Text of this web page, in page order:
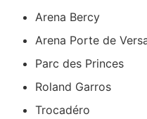
Arena Bercy
Arena Porte de
Parc des Princes
Roland Garros
Trocadéro